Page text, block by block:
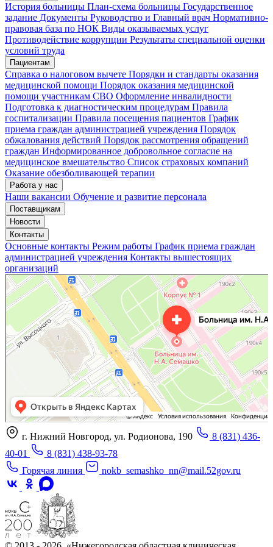
Подтвердить запись Отмена
Мои записи
История больницы План-схема больницы Государственное
задание Документы Руководство и Главный врач Нормативно-
правовая база по НОК Виды оказываемых услуг
Противодействие коррупции Результаты специальной оценки
условий труда
Пациентам
Справка о налоговом вычете Порядки и стандарты оказания
медицинской помощи Порядок оказания медицинской
помощи участникам СВО Оформление инвалидности
Подготовка к диагностическим процедурам Правила
госпитализации Правила посещения пациентов График
приема граждан администрацией учреждения Порядок
обжалования действий Порядок рассмотрения обращений
граждан Информированное добровольное согласие на
медицинское вмешательство Список страховых компаний
Оказание обезболивающей терапии
Работа у нас
Наши вакансии Обучение и развитие персонала
Поставщикам
Новости
Контакты
Основные контакты Режим работы График приема граждан
администрацией учреждения Контакты вышестоящих
организаций
«Нижегородская областная клиническая больница имени Н.А. Семашко»
Отделение больницы, госпиталя в Нижнем Новгороде
Больница для взрослых в Нижнем Новгороде
г. Нижний Новгород, ул. Родионова, 190
8 (831) 436-
40-01
8 (831) 438-93-78
Горячая линия
nokb_semashko_nn@mail.52gov.ru